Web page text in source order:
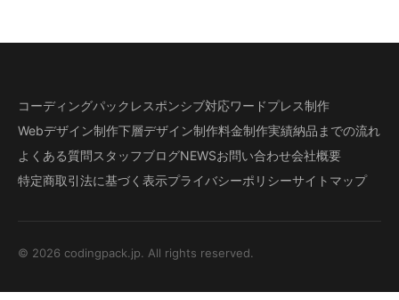
コーディングパック レスポンシブ対応ワードプレス制作
Webデザイン制作下層デザイン制作料金制作実績納品までの流れ
よくある質問スタッフブログNEWSお問い合わせ会社概要
特定商取引法に基づく表示プライバシーポリシーサイトマップ
© 2026 codingpack.jp. All rights reserved.